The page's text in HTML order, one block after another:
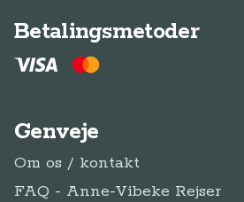
Betalingsmetoder
Genveje
Om os / kontakt
FAQ - Anne-Vibeke Rejser